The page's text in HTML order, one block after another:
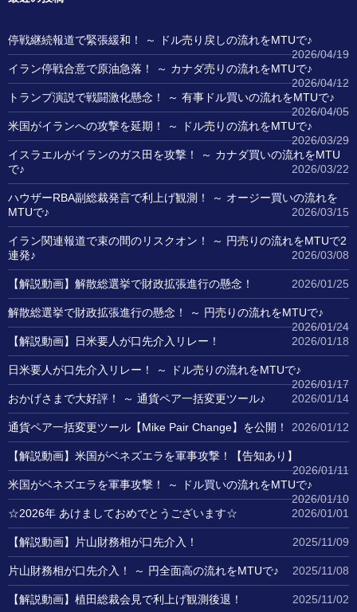
停戦継続報道で緊張緩和！ ～ ドル売り戻しの流れをMTUで♪
2026/04/19
イラン停戦合意で原油急落！ ～ カナダ売りの流れをMTUで♪
2026/04/12
トランプ演説で戦闘激化懸念！ ～ 有事ドル買いの流れをMTUで♪
2026/04/05
米国がイランへの攻撃を延期！ ～ ドル売りの流れをMTUで♪
2026/03/29
イスラエルがイランのガス田を攻撃！ ～ カナダ買いの流れをMTU
で♪
2026/03/22
ハウザーRBA副総裁発言で利上げ観測！ ～ オージー買いの流れを
MTUで♪
2026/03/15
イラン関連報道で束の間のリスクオン！ ～ 円売りの流れをMTUで2
連発♪
2026/03/08
【解説動画】解散総選挙で財政拡張進行の懸念！ 2026/01/25
解散総選挙で財政拡張進行の懸念！ ～ 円売りの流れをMTUで♪
2026/01/24
【解説動画】日米要人が口先介入リレー！
2026/01/18
日米要人が口先介入リレー！ ～ ドル売りの流れをMTUで♪
2026/01/17
おかげさまで大好評！ ～ 通貨ペア一括変更ツール♪
2026/01/14
通貨ペア一括変更ツール【Mike Pair Change】を公開！ 2026/01/12
【解説動画】米国がベネズエラを軍事攻撃！【告知あり】
2026/01/11
米国がベネズエラを軍事攻撃！ ～ ドル買いの流れをMTUで♪
2026/01/10
☆2026年 あけましておめでとうございます☆
2026/01/01
【解説動画】片山財務相が口先介入！ 2025/11/09
片山財務相が口先介入！ ～ 円全面高の流れをMTUで♪ 2025/11/08
【解説動画】植田総裁会見で利上げ観測後退！ 2025/11/02